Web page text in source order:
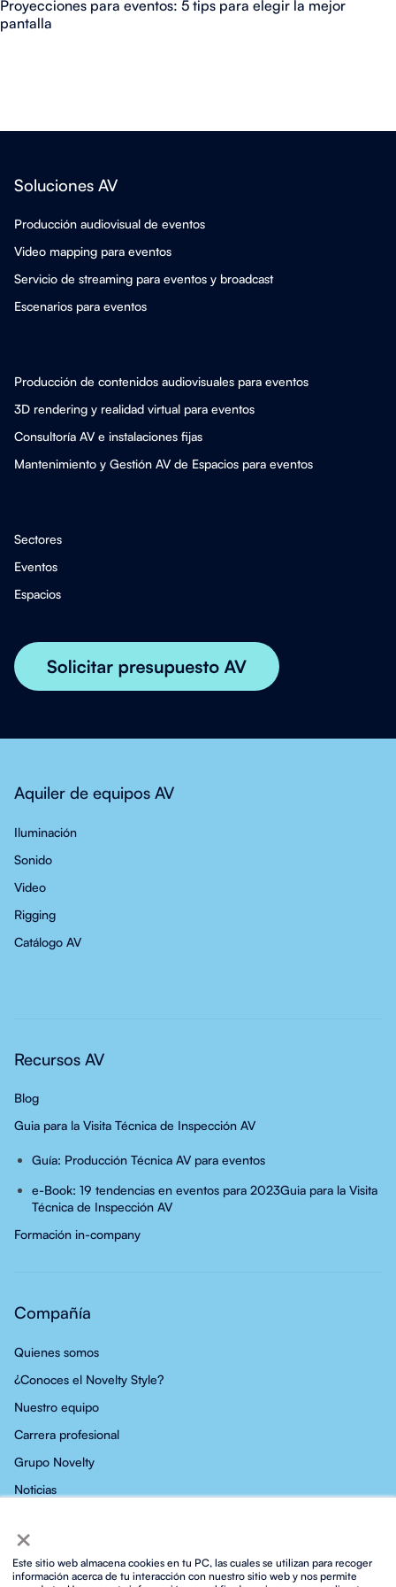
×
Este sitio web almacena cookies en tu PC, las cuales se utilizan para recoger
información acerca de tu interacción con nuestro sitio web y nos permite
Proyecciones para eventos: 5 tips para elegir la mejor
pantalla
Soluciones AV
Producción audiovisual de eventos
Video mapping para eventos
Servicio de streaming para eventos y broadcast
Escenarios para eventos
Producción de contenidos audiovisuales para eventos
3D rendering y realidad virtual para eventos
Consultoría AV e instalaciones fijas
Mantenimiento y Gestión AV de Espacios para eventos
Sectores
Eventos
Espacios
Aquiler de equipos AV
Iluminación
Sonido
Video
Rigging
Catálogo AV
Recursos AV
Blog
Guia para la Visita Técnica de Inspección AV
Guía: Producción Técnica AV para eventos
e-Book: 19 tendencias en eventos para 2023Guia para la Visita
Técnica de Inspección AV
Formación in-company
Compañía
Quienes somos
¿Conoces el Novelty Style?
Nuestro equipo
Carrera profesional
Grupo Novelty
Noticias